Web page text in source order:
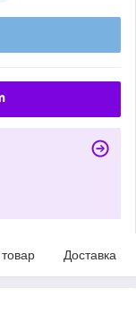
товар Доставка